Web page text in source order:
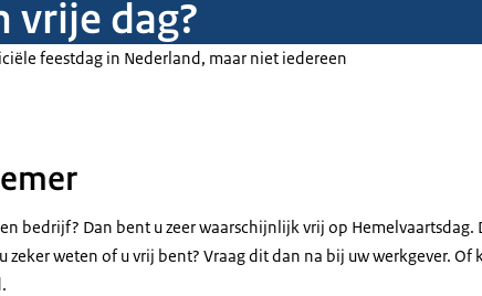
vrije dag?
feestdag in Nederland, maar niet iedereen
bedrijf? Dan bent u zeer waarschijnlijk vrij op Hemelvaartsdag.
zeker weten of u vrij bent? Vraag dit dan na bij uw werkgever.